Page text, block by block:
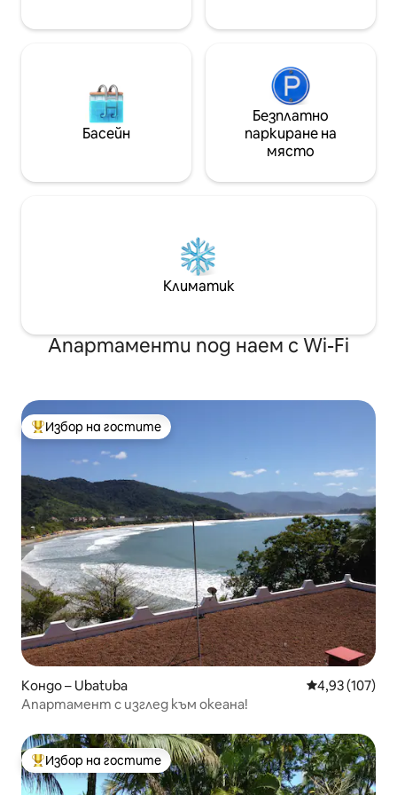
Басейн
Безплатно
паркиране на
място
Климатик
Апартаменти под наем с Wi-Fi
Най-популярен избор на гостите
Избор на гостите
Кондо – Ubatuba Средна
4,93 (107)
Апартамент с изглед към океана!
Най-популярен избор на гостите
Избор на гостите